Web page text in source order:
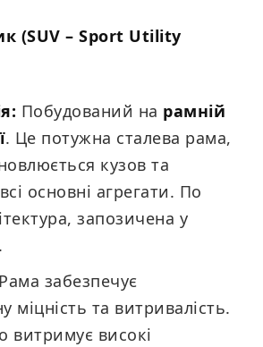
(SUV – Sport Utility
Побудований на рамній
. Це потужна сталева рама,
кузов та
основні агрегати. По
запозичена у
Рама забезпечує
міцність та витривалість.
витримує високі